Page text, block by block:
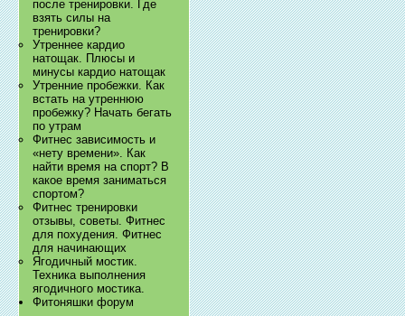
после тренировки. Где
взять силы на
тренировки?
Утреннее кардио
натощак. Плюсы и
минусы кардио натощак
Утренние пробежки. Как
встать на утреннюю
пробежку? Начать бегать
по утрам
Фитнес зависимость и
«нету времени». Как
найти время на спорт? В
какое время заниматься
спортом?
Фитнес тренировки
отзывы, советы. Фитнес
для похудения. Фитнес
для начинающих
Ягодичный мостик.
Техника выполнения
ягодичного мостика.
Фитоняшки форум